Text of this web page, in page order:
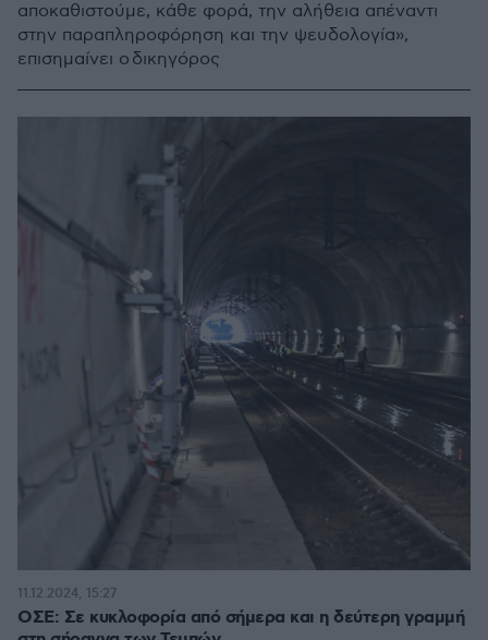
αποκαθιστούμε, κάθε φορά, την αλήθεια απέναντι
στην παραπληροφόρηση και την ψευδολογία»,
επισημαίνει ο δικηγόρος
ΟΣΕ: Σε κυκλοφορία από σήμερα και η δεύτερη γραμμή
11.12.2024, 15:27